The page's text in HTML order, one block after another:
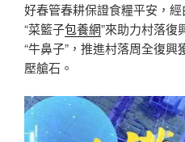
好春管春耕保證食糧平安，
“菜籃子包養網”來助力村落復
“牛鼻子”，推進村落周全復興
壓艙石。